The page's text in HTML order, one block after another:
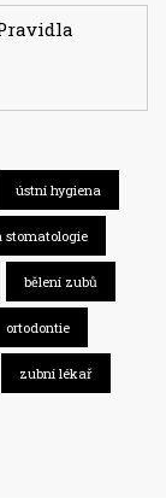
ústní hygiena
stomatologie
bělení zubů
ortodontie
zubní lékař